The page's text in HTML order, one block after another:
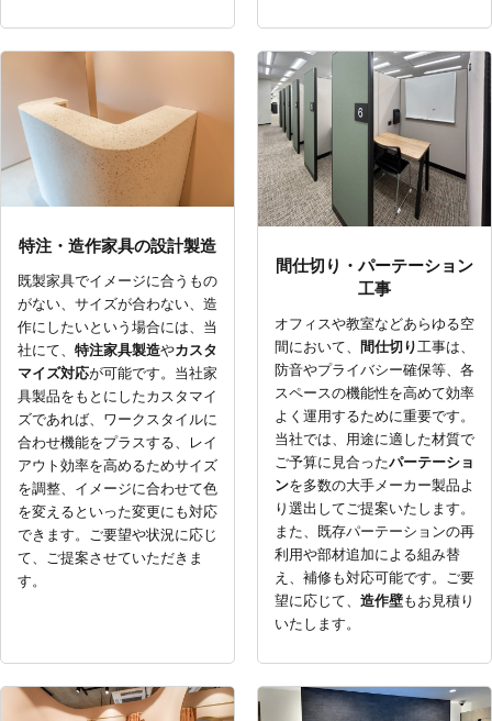
特注・造作家具の設計製造
既製家具でイメージに合うもの
がない、サイズが合わない、造
作にしたいという場合には、当
社にて、 特注家具製造やカスタ
マイズ対応が可能です。当社家
具製品をもとにしたカスタマイ
ズであれば、ワークスタイルに
合わせ機能をプラスする、レイ
アウト効率を高めるためサイズ
を調整、イメージに合わせて色
を変えるといった変更にも対応
できます。ご要望や状況に応じ
て、ご提案させていただきま
す。
間仕切り・パーテーション
工事
オフィスや教室などあらゆる空
間において、 間仕切り工事は、
防音やプライバシー確保等、各
スペースの機能性を高めて効率
よく運用するために重要です。
当社では、用途に適した材質で
ご予算に見合ったパーテーショ
ンを多数の大手メーカー製品よ
り選出してご提案いたします。
また、既存パーテーションの再
利用や部材追加による組み替
え、補修も対応可能です。ご要
望に応じて、 造作壁もお見積り
いたします。